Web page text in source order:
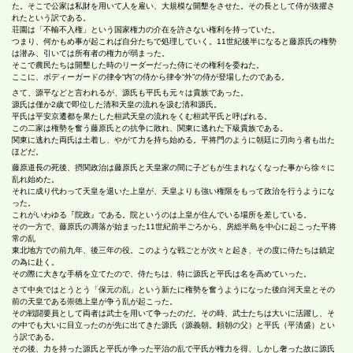
た。そこで公家は私財を用いて人を雇い、大規模な開墾をさせた。その長として侍が抜擢さ
れたという訳である。
荘園は「不輸不入権」という国家権力の介在を許さない権利を持っていた。
つまり、何かもめ事が起これば自分たちで処理していく。11世紀後半になると藤原氏の権勢
は潜み、引いては所有者の権力が弱まった。
そこで農民たちは開墾した時のリーダーだった侍にその権利を委ねた。
ここに、ボディーガードの律令“内”の侍から律令“外”の侍が登場したのである。
さて、源平などと言われるが、源氏も平氏も元々は貴族であった。
源氏は僅か2歳で即位した清和天皇の流れを汲む清和源氏。
平氏は平安京遷都を果たした桓武天皇の流れをくむ桓武平氏と呼ばれる。
この二家は権勢を奮う藤原氏との抗争に敗れ、関東に逃れた下級貴族である。
関東に逃れた両氏は土着し、やがて力を持ち始める。平将門のように朝廷に刃向う者も出た
ほどだ。
藤原道長の死後、摂関政治は藤原氏と天皇家の間に子どもが生まれなくなった事から徐々に
乱れ始めた。
それに成り代わって天皇を退いた上皇が、天皇よりも強い権限をもって政治を行うようにな
った。
これがいわゆる『院政』である。院というのは上皇が住んでいる場所を差している。
その一方で、藤原氏の凋落が始まった11世紀前半ごろから、房総半島を中心に起こった平将
常の乱
東北地方での前九年、後三年の役。このような戦ごとが次々と起き、その度に侍たちは鎮定
の為に赴く。
その際に大きな手柄を立てたので、侍たちは、特に源氏と平氏は名を高めていった。
さて中央ではとうとう「保元の乱」という新たに権勢を奮うようになった後白河天皇とその
前の天皇である崇徳上皇が争う乱が起こった。
その戦闘要員として両者は武士を用いて争ったのだ。その時、武士たちは大いに活躍し、そ
の中でも大いに目立ったのが先に出てきた源氏（源義朝。頼朝の父）と平氏（平清盛）とい
う訳である。
その後、力を持った源氏と平氏が争った平治の乱で平氏が権力を得、しかし奢った故に源氏